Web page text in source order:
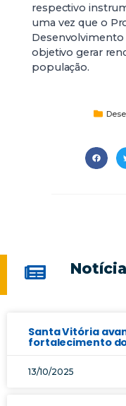
respectivo
uma vez que o
objetivo gerar
população.
Santa Vitória
fortalecimento
13/10/2025